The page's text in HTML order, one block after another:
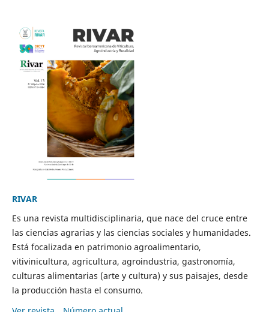
RIVAR
Es una revista multidisciplinaria, que nace del cruce entre
las ciencias agrarias y las ciencias sociales y humanidades.
Está focalizada en patrimonio agroalimentario,
vitivinicultura, agricultura, agroindustria, gastronomía,
culturas alimentarias (arte y cultura) y sus paisajes, desde
la producción hasta el consumo.